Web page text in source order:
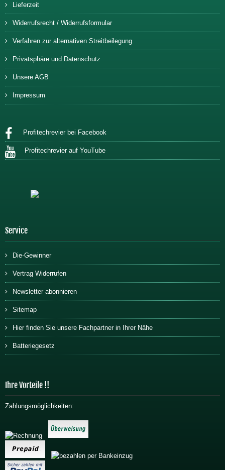
Lieferzeit
Widerrufsrecht / Widerrufsformular
Verfahren zur alternativen Streitbeilegung
Privatsphäre und Datenschutz
Unsere AGB
Impressum
Profitechrevier bei Facebook
Profitechrevier auf YouTube
Service
Die-Gewinner
Vertrag Widerrufen
Newsletter abonnieren
Sitemap
Hier finden Sie unsere Fachpartner in Ihrer Nähe
Batteriegesetz
Ihre Vorteile !!
Zahlungsmöglichkeiten: